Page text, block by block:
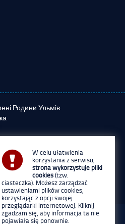
Родини Ульмів
W celu ułatwienia
korzystania z serwisu,
strona wykorzystuje pliki
cookies(tzw.
ciasteczka). Możesz zarządzać
ustawieniami plików cookies,
korzystając z opcji swojej
przeglądarki internetowej. Kliknij
zgadzam się, aby informacja ta nie
pojawiała się ponownie.